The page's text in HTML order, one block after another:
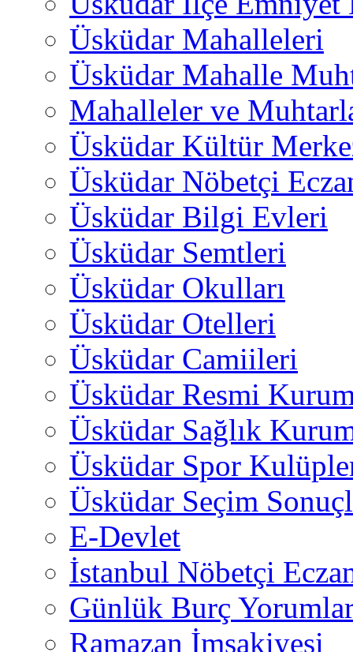
Üsküdar Mahalleleri
Üsküdar Mahalle
Mahalleler ve
Üsküdar Kültür
Üsküdar Nöbetçi
Üsküdar Bilgi Evleri
Üsküdar Semtleri
Üsküdar Okulları
Üsküdar Otelleri
Üsküdar Camiileri
Üsküdar Resmi
Üsküdar Sağlık
Üsküdar Spor
Üsküdar Seçim
E-Devlet
İstanbul Nöbetçi
Günlük Burç
Ramazan İmsakiyesi